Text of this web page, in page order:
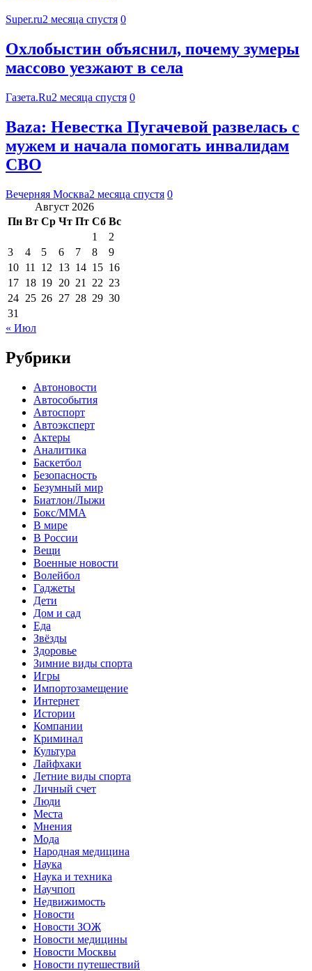
Super.ru2 месяца спустя 0
Охлобыстин объяснил, почему зумеры
массово уезжают в села
Газета.Ru2 месяца спустя 0
Baza: Невестка Пугачевой развелась с
мужем и начала помогать инвалидам
СВО
Вечерняя Москва2 месяца спустя 0
Август 2026
Пн Вт Ср Чт Пт Сб Вс
1
2
3
4 5 6 7 8
9
10 11 12 13 14 15 16
17 18 19 20 21 22 23
24 25 26 27 28 29 30
31
« Июл
Рубрики
Автоновости
Автособытия
Автоспорт
Автоэксперт
Актеры
Аналитика
Баскетбол
Безопасность
Безумный мир
Биатлон/Лыжи
Бокс/MMA
В мире
В России
Вещи
Военные новости
Волейбол
Гаджеты
Дети
Дом и сад
Еда
Звёзды
Здоровье
Зимние виды спорта
Игры
Импортозамещение
Интернет
Истории
Компании
Криминал
Культура
Лайфхаки
Летние виды спорта
Личный счет
Люди
Места
Мнения
Мода
Народная медицина
Наука
Наука и техника
Научпоп
Недвижимость
Новости
Новости ЗОЖ
Новости медицины
Новости Москвы
Новости путешествий